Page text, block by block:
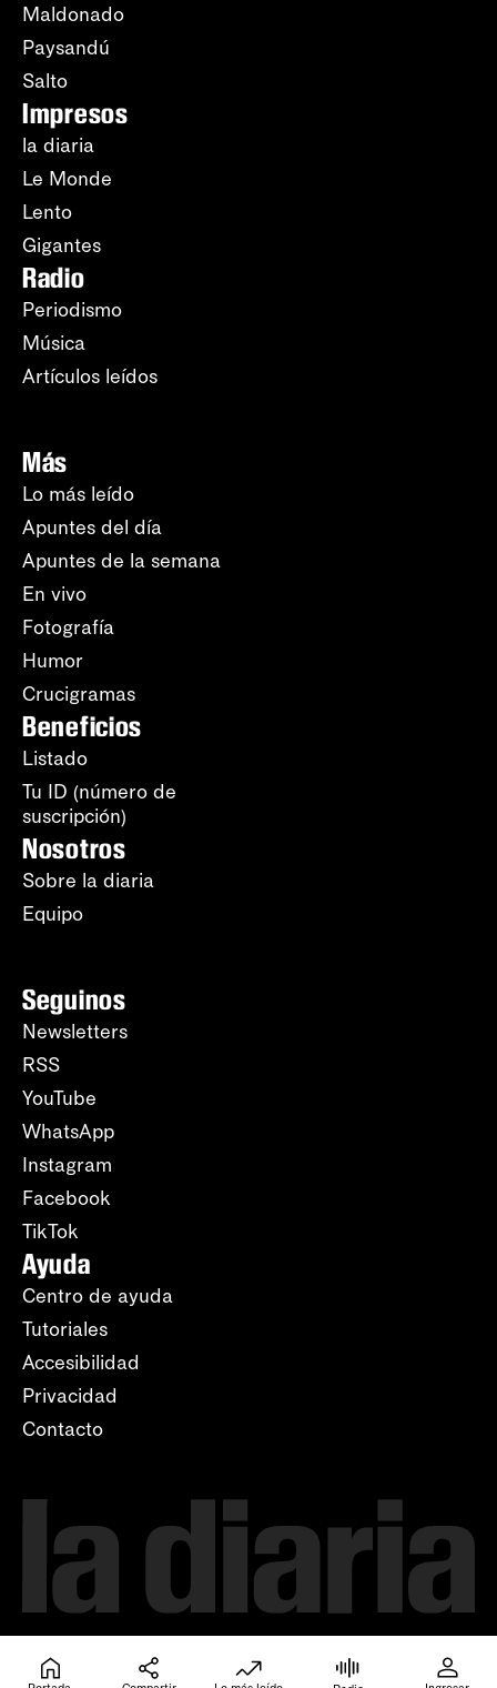
Maldonado
Paysandú
Salto
Impresos
la diaria
Le Monde
Lento
Gigantes
Radio
Periodismo
Música
Artículos leídos
Más
Lo más leído
Apuntes del día
Apuntes de la semana
En vivo
Fotografía
Humor
Crucigramas
Beneficios
Listado
Tu ID (número de
suscripción)
Nosotros
Sobre la diaria
Equipo
Seguinos
Newsletters
RSS
YouTube
WhatsApp
Instagram
Facebook
TikTok
Ayuda
Centro de ayuda
Tutoriales
Accesibilidad
Privacidad
Contacto